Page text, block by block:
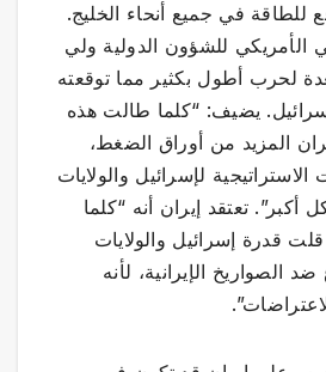
للطاقة في جميع أنحاء الخليج.
الأمريكي للشؤون الدولية ولي
لحرب أطول بكثير مما توقعته
يضيف: “كلما طالت هذه
المزيد من أوراق الضغط،
لإسرائيل والولايات
تعتقد إيران أنه “كلما
قدرة إسرائيل والولايات
الصواريخ الإيرانية، لأنه